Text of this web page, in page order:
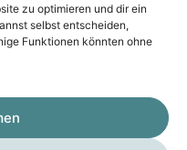
zu optimieren und dir ein
selbst entscheiden,
Funktionen könnten ohne